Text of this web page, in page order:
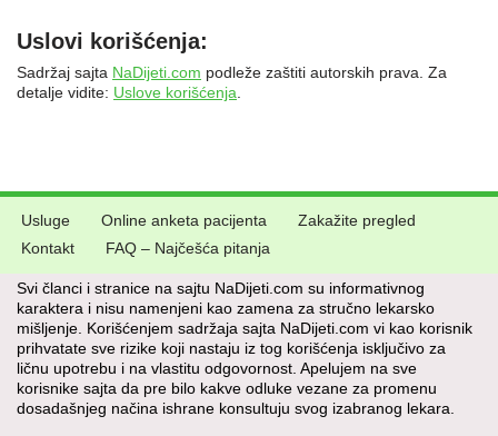
Uslovi korišćenja:
Sadržaj sajta NaDijeti.com podleže zaštiti autorskih prava. Za
detalje vidite: Uslove korišćenja.
Usluge Online anketa pacijenta
Zakažite pregled
Kontakt
FAQ – Najčešća pitanja
Svi članci i stranice na sajtu NaDijeti.com su informativnog
karaktera i nisu namenjeni kao zamena za stručno lekarsko
mišljenje. Korišćenjem sadržaja sajta NaDijeti.com vi kao korisnik
prihvatate sve rizike koji nastaju iz tog korišćenja isključivo za
ličnu upotrebu i na vlastitu odgovornost. Apelujem na sve
korisnike sajta da pre bilo kakve odluke vezane za promenu
dosadašnjeg načina ishrane konsultuju svog izabranog lekara.